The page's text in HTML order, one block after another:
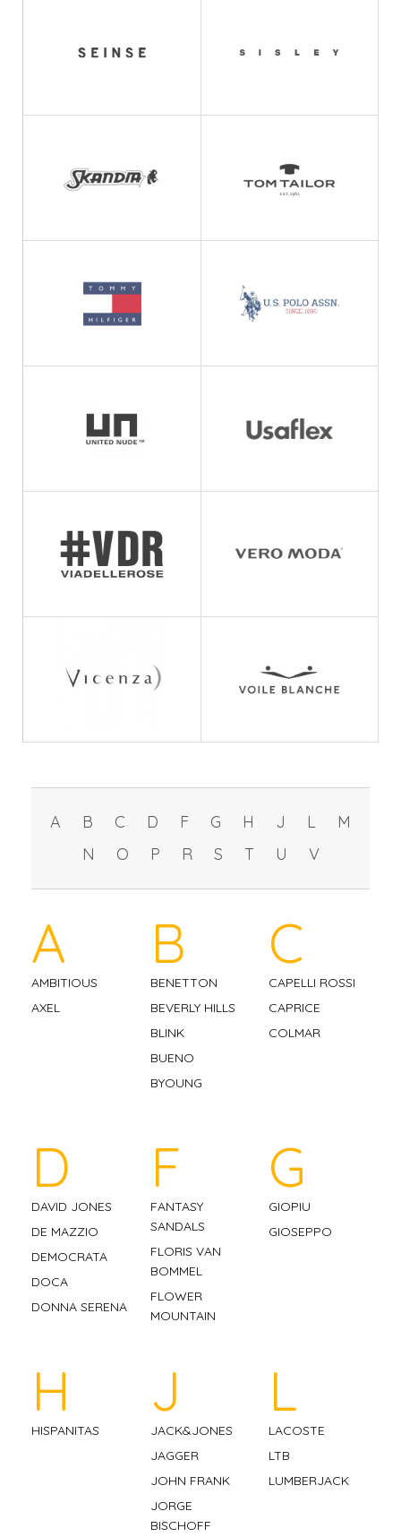
A B C D F G H J L
M
N
O P R S T U V
A
AMBITIOUS
AXEL
B
BENETTON
BEVERLY HILLS
BLINK
BUENO
BYOUNG
C
CAPELLI ROSSI
CAPRICE
COLMAR
D
DAVID JONES
DE MAZZIO
DEMOCRATA
DOCA
DONNA SERENA
F
FANTASY
SANDALS
FLORIS VAN
BOMMEL
FLOWER
MOUNTAIN
G
GIOPIU
GIOSEPPO
H
HISPANITAS
J
JACK&JONES
JAGGER
JOHN FRANK
JORGE
BISCHOFF
L
LACOSTE
LTB
LUMBERJACK